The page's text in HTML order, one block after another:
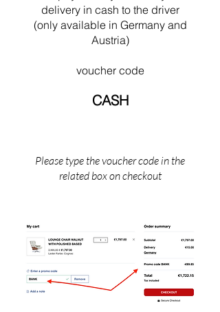
et devient professeur à l’Institut Armour
(maintenant Intitute of Technology Illinoise) à
delivery in cash to the driver
(only available in Germany and
Austria)
voucher code
CASH
Please type the voucher code in the
related box on checkout